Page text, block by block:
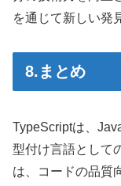
を通じて新しい発
8.まとめ
TypeScriptは、
型付け言語として
は、コードの品質